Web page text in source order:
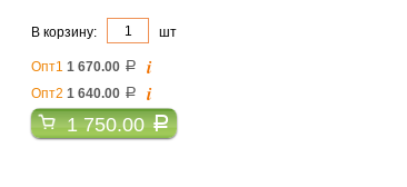
В корзину: шт
Опт1 1 670.00 a i
Опт2 1 640.00 a i
1 750.00a